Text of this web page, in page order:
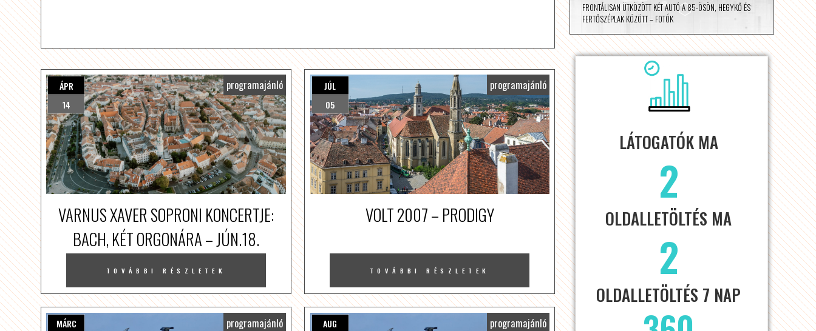
ÁPR
14
programajánló
VARNUS XAVER SOPRONI KONCERTJE:
BACH, KÉT ORGONÁRA – JÚN.18.
TOVÁBBI RÉSZLETEK
JÚL
05
programajánló
VOLT 2007 – PRODIGY
TOVÁBBI RÉSZLETEK
MÁRC
programajánló
AUG
programajánló
FRONTÁLISAN ÜTKÖZÖTT KÉT AUTÓ A 85-ÖSÖN, HEGYKŐ ÉS
FERTŐSZÉPLAK KÖZÖTT – FOTÓK
LÁTOGATÓK MA
2
OLDALLETÖLTÉS MA
2
OLDALLETÖLTÉS 7 NAP